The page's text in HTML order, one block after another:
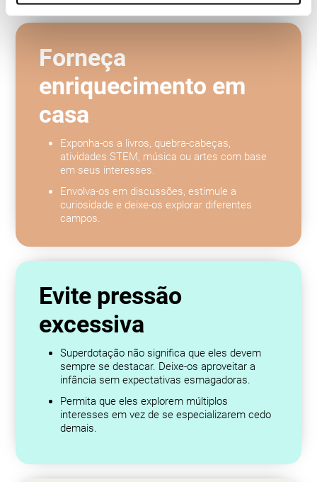
Forneça
enriquecimento em
casa
Exponha-os a livros, quebra-cabeças,
atividades STEM, música ou artes com base
em seus interesses.
Envolva-os em discussões, estimule a
curiosidade e deixe-os explorar diferentes
campos.
Evite pressão
excessiva
Superdotação não significa que eles devem
sempre se destacar. Deixe-os aproveitar a
infância sem expectativas esmagadoras.
Permita que eles explorem múltiplos
interesses em vez de se especializarem cedo
demais.